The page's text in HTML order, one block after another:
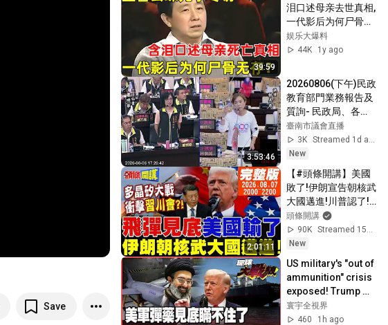
Save
39:59
泪口述母亲去世真相,
一代影后为何尸骨无
存?真相令人咋舌
【非常名人】#上官
娱乐大爆料
44K
1y ago
3:53:46
20260806(下午)民政
教育部門業務報告及
質詢- 民政局、各區
公所
臺南市議會直播
3K
Streamed 1d ago
New
2:01:11
【#頭條開講】美國
敗了!伊朗宣告朝核武
大國邁進!川普認了!
沒飛彈了!荷姆茲主導
權伊朗拿下!中美多晶
矽大戰!衝擊習川會!
@頭條開講
HeadlinesTalk
頭條開講
90K
New
US military's "out of
ammunition" crisis
exposed! Trump
roars in despair:
Whoever leaks the
寰宇全視界
460
1h ago